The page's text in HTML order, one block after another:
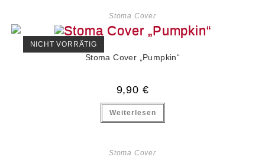
Stoma Cover
NICHT VORRÄTIG
Stoma Cover „Pumpkin“
9,90 €
Weiterlesen
Stoma Cover